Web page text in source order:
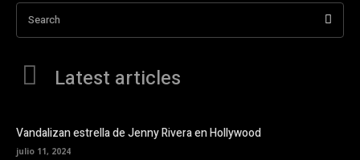
Search
Latest articles
Vandalizan estrella de Jenny Rivera en Hollywood
julio 11, 2024